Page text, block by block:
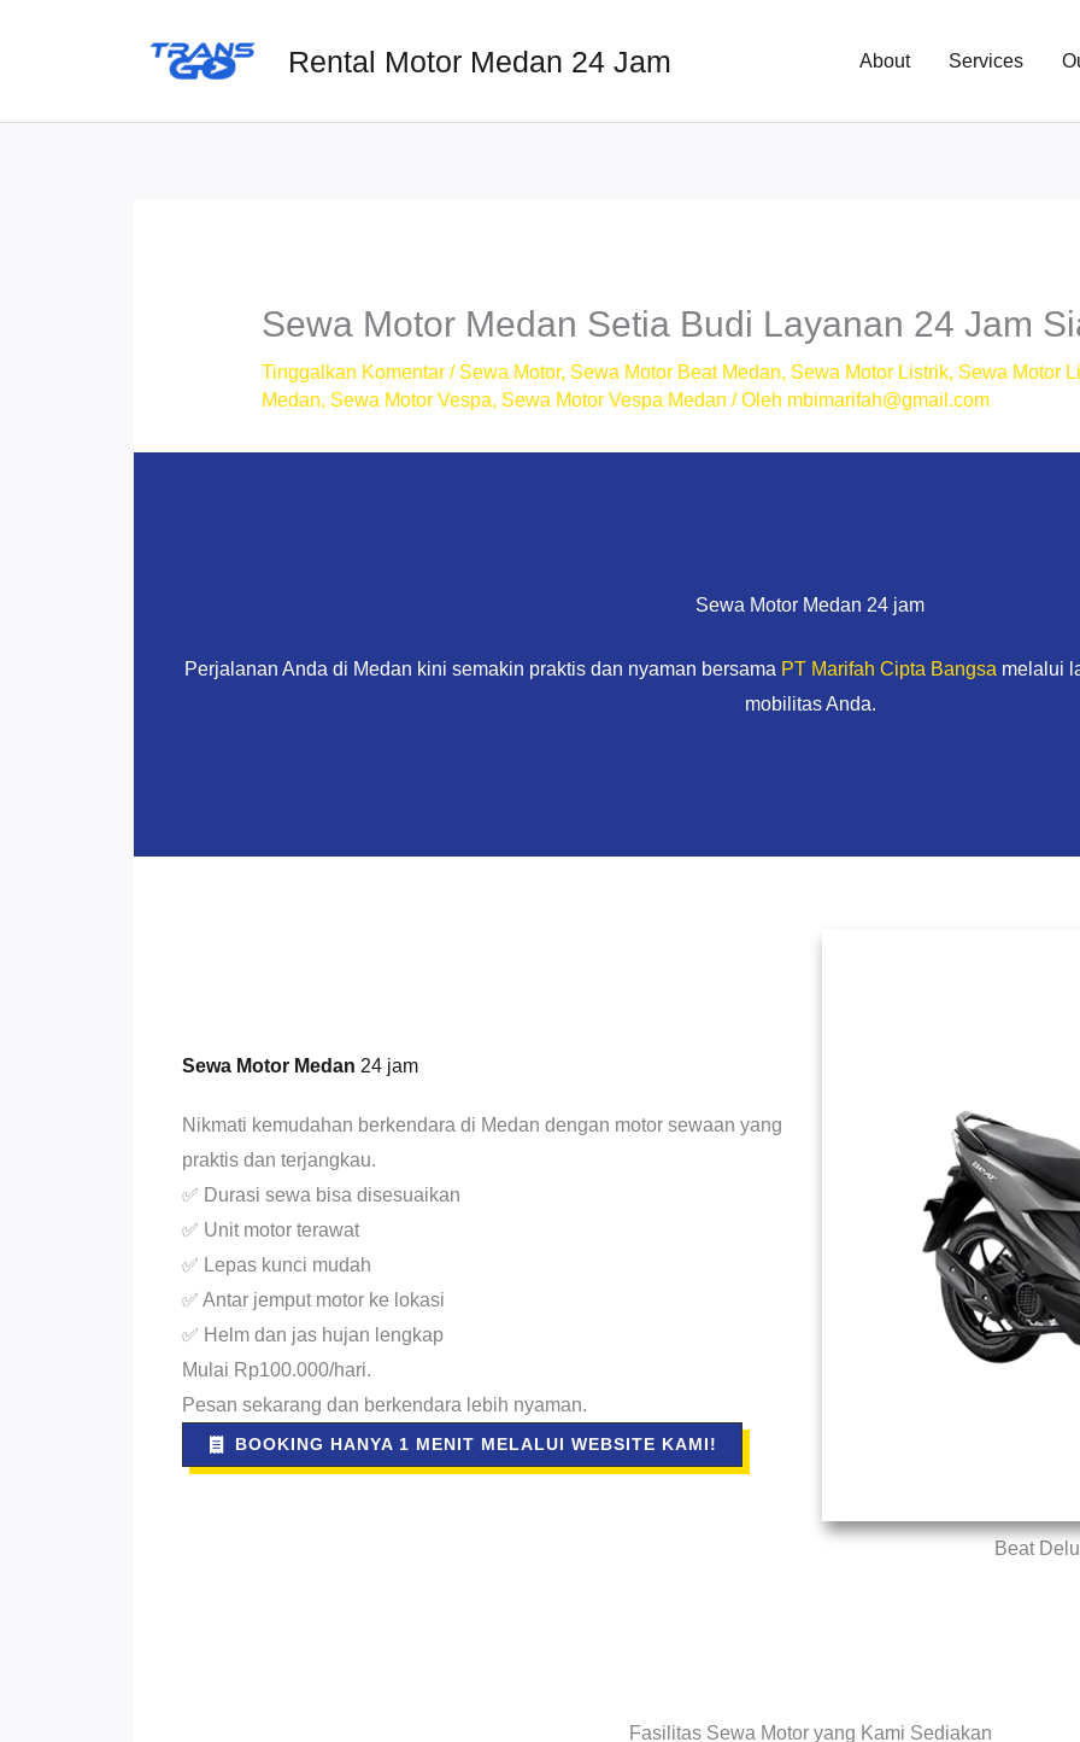
Rental Motor Medan 24 Jam About Services
Sewa Motor Medan Setia Budi Layanan 24 Jam
Tinggalkan Komentar / Sewa Motor, Sewa Motor Beat Medan, Sewa Motor Listrik, Sewa Motor
Medan, Sewa Motor Vespa, Sewa Motor Vespa Medan / Oleh mbimarifah@gmail.com
Sewa Motor Medan 24 jam
Perjalanan Anda di Medan kini semakin praktis dan nyaman bersama PT Marifah Cipta Bangsa melalui
mobilitas Anda.
Sewa Motor Medan 24 jam
Nikmati kemudahan berkendara di Medan dengan motor sewaan yang
praktis dan terjangkau.
✅ Durasi sewa bisa disesuaikan
✅ Unit motor terawat
✅ Lepas kunci mudah
✅ Antar jemput motor ke lokasi
✅ Helm dan jas hujan lengkap
Mulai Rp100.000/hari.
Pesan sekarang dan berkendara lebih nyaman.
BOOKING HANYA 1 MENIT MELALUI WEBSITE KAMI!
Beat
Fasilitas Sewa Motor yang Kami Sediakan